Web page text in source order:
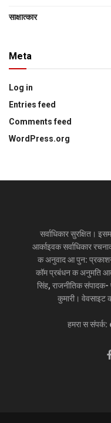
साक्षात्‍कार
Meta
Log in
Entries feed
Comments feed
WordPress.org
सर्वाधिकार सुरक्षित।
आर्काइवक सर्वाधिकार
क अनुवाद आ पुन:
कॉम प्रबंधन क अनुमति
सिंह, राजनीतिक संपादक-
कुमारी।
हमरा स